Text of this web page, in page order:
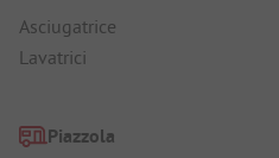
Asciugatrice
Lavatrici
Piazzola